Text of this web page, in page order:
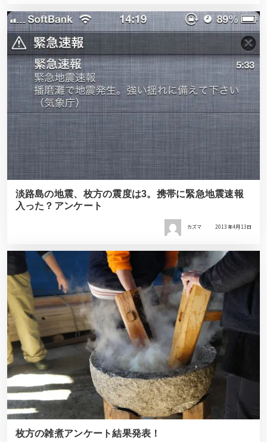
淡路島の地震、枚方の震度は3。携帯に緊急地震速報
入った？アンケート
カズマ 2013年4月13日
枚方の雑煮アンケート結果発表！